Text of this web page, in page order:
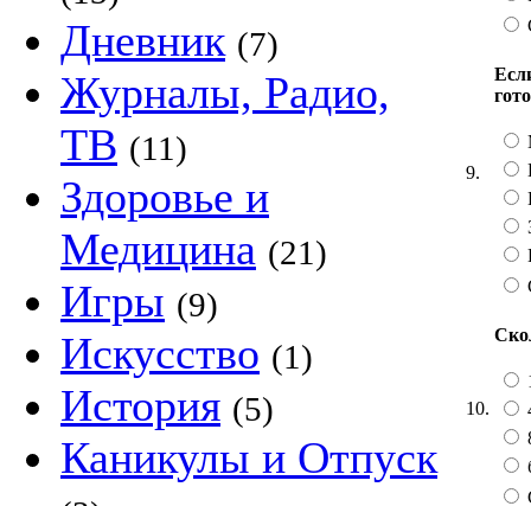
Дневник (7)
Журналы, Радио,
ТВ (11)
Здоровье и
Медицина (21)
Игры (9)
Искусство (1)
История (5)
Каникулы и Отпуск
9.
10.